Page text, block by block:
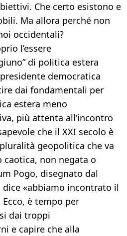
Che certo esistono e
Ma allora perché non
occidentali?
l’essere
di politica estera
democratica
dai fondamentali per
estera meno
più attenta all’incontro
che il XXI secolo è
geopolitica che va
caotica, non negata o
Pogo, disegnato dal
dice «abbiamo incontrato il
è tempo per
dai troppi
e capire che alla